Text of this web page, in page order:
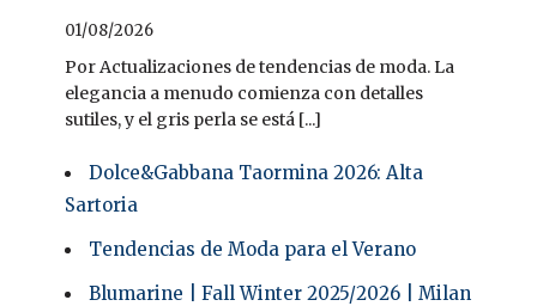
01/08/2026
Por Actualizaciones de tendencias de moda. La
elegancia a menudo comienza con detalles
sutiles, y el gris perla se está [...]
Dolce&Gabbana Taormina 2026: Alta
Sartoria
Tendencias de Moda para el Verano
Blumarine | Fall Winter 2025/2026 | Milan